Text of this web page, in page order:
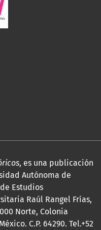
, es una publicación
Autónoma de
Estudios
Raúl Rangel Frías,
Norte, Colonia
C.P. 64290. Tel.+52